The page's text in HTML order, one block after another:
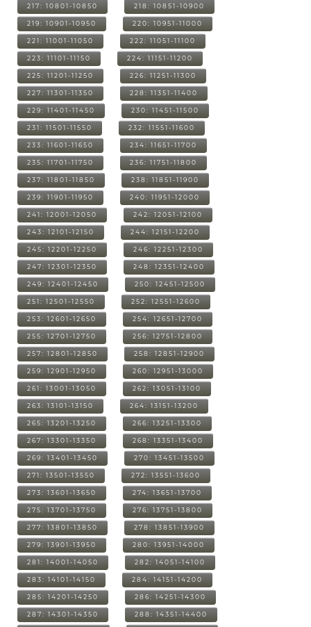
217: 10801-10850 218: 10851-10900
219: 10901-10950 220: 10951-11000
221: 11001-11050 222: 11051-11100
223: 11101-11150 224: 11151-11200
225: 11201-11250 226: 11251-11300
227: 11301-11350 228: 11351-11400
229: 11401-11450 230: 11451-11500
231: 11501-11550 232: 11551-11600
233: 11601-11650 234: 11651-11700
235: 11701-11750 236: 11751-11800
237: 11801-11850 238: 11851-11900
239: 11901-11950 240: 11951-12000
241: 12001-12050 242: 12051-12100
243: 12101-12150 244: 12151-12200
245: 12201-12250 246: 12251-12300
247: 12301-12350 248: 12351-12400
249: 12401-12450 250: 12451-12500
251: 12501-12550 252: 12551-12600
253: 12601-12650 254: 12651-12700
255: 12701-12750 256: 12751-12800
257: 12801-12850 258: 12851-12900
259: 12901-12950 260: 12951-13000
261: 13001-13050 262: 13051-13100
263: 13101-13150 264: 13151-13200
265: 13201-13250 266: 13251-13300
267: 13301-13350 268: 13351-13400
269: 13401-13450 270: 13451-13500
271: 13501-13550 272: 13551-13600
273: 13601-13650 274: 13651-13700
275: 13701-13750 276: 13751-13800
277: 13801-13850 278: 13851-13900
279: 13901-13950 280: 13951-14000
281: 14001-14050 282: 14051-14100
283: 14101-14150 284: 14151-14200
285: 14201-14250 286: 14251-14300
287: 14301-14350 288: 14351-14400